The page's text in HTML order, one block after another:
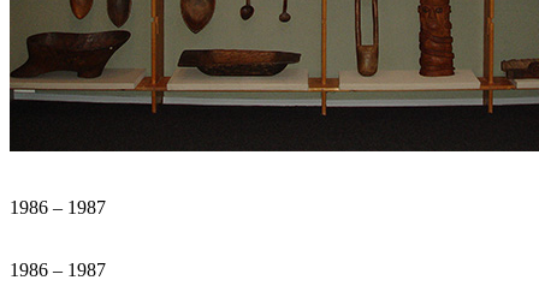
1986 – 1987
1986 – 1987